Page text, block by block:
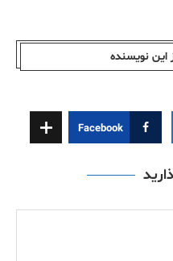
این نویسندە
Facebook